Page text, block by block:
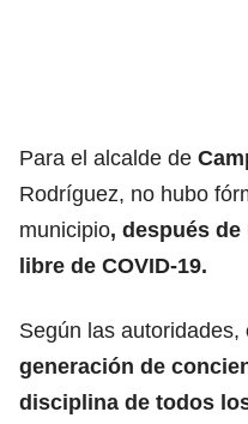
Para el alcalde de
Rodríguez, no hubo
municipio, después
libre de COVID-19.
Según las autoridades,
generación de
disciplina de todos